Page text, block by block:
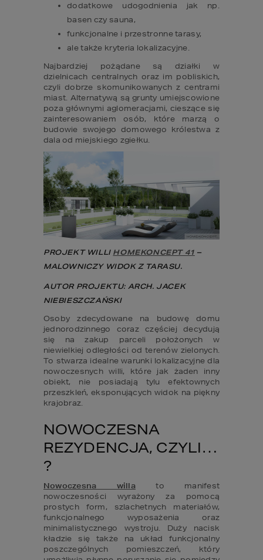
dodatkowe udogodnienia jak np.
basen czy sauna,
funkcjonalne i przestronne tarasy,
ale także kryteria lokalizacyjne.
Najbardziej pożądane są działki w
dzielnicach centralnych oraz im pobliskich,
czyli dobrze skomunikowanych z centrami
miast. Alternatywą są grunty umiejscowione
poza głównymi aglomeracjami, cieszące się
zainteresowaniem osób, które marzą o
budowie swojego domowego królestwa z
dala od miejskiego zgiełku.
PROJEKT WILLI HOMEKONCEPT 41 –
MALOWNICZY WIDOK Z TARASU.
AUTOR PROJEKTU: ARCH. JACEK
NIEBIESZCZAŃSKI
Osoby zdecydowane na budowę domu
jednorodzinnego coraz częściej decydują
się na zakup parceli położonych w
niewielkiej odległości od terenów zielonych.
To stwarza idealne warunki lokalizacyjne dla
nowoczesnych willi, które jak żaden inny
obiekt, nie posiadają tylu efektownych
przeszkleń, eksponujących widok na piękny
krajobraz.
NOWOCZESNA
REZYDENCJA, CZYLI…
?
Nowoczesna willa to manifest
nowoczesności wyrażony za pomocą
prostych form, szlachetnych materiałów,
funkcjonalnego wyposażenia oraz
minimalistycznego wystroju. Duży nacisk
kładzie się także na układ funkcjonalny
poszczególnych pomieszczeń, który